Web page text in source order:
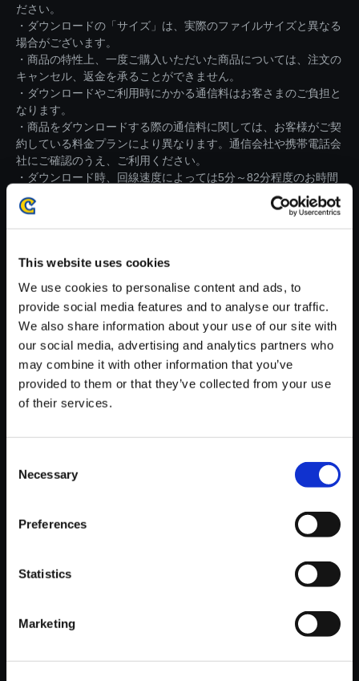
This website uses cookies
We use cookies to personalise content and ads, to
provide social media features and to analyse our traffic.
We also share information about your use of our site with
our social media, advertising and analytics partners who
may combine it with other information that you’ve
provided to them or that they’ve collected from your use
of their services.
Selection
Necessary
Preferences
Statistics
Marketing
ださい。
・ダウンロードの「サイズ」は、実際のファイルサイズと異なる
場合がございます。
・商品の特性上、一度ご購入いただいた商品については、注文の
キャンセル、返金を承ることができません。
・ダウンロードやご利用時にかかる通信料はお客さまのご負担と
なります。
・商品をダウンロードする際の通信料に関しては、お客様がご契
約している料金プランにより異なります。通信会社や携帯電話会
社にご確認のうえ、ご利用ください。
・ダウンロード時、回線速度によっては5分～82分程度のお時間
がかかる場合がございます。
※ご購入いただいたファイルのダウンロードの際には、通信環境
が安定しているWifi環境でお試しください。
【単曲】流星のロックマン パー
フェクトコレクション オリジナ
ルサウンドトラック センチメン
おすすめ商品